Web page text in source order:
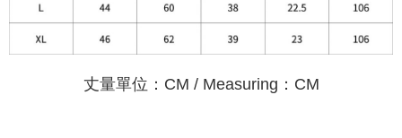
丈量單位：CM / Measuring：CM